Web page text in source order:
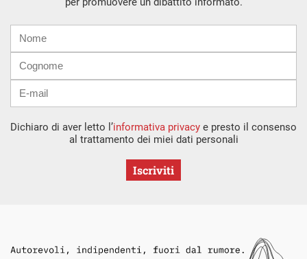
mail
Dichiaro di aver letto l’informativa privacy e presto il consenso
al trattamento dei miei dati personali
Iscriviti